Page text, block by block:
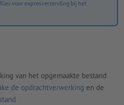
voor expresverzending bij het
van het opgemaakte bestand
de opdrachtverwerking en de